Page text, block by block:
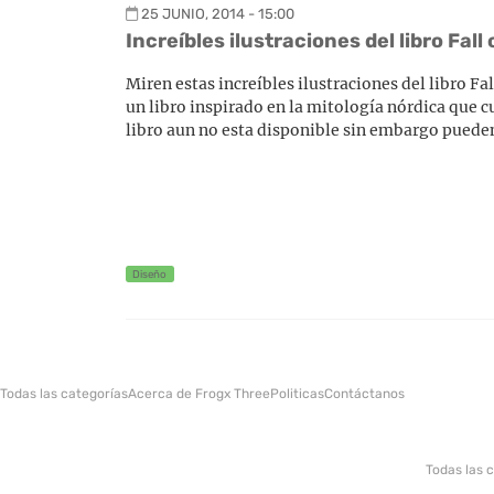
25 JUNIO, 2014 - 15:00
Increíbles ilustraciones del libro Fall
Miren estas increíbles ilustraciones del libro
un libro inspirado en la mitología nórdica que
libro aun no esta disponible sin embargo
Diseño
Todas las categoríasAcerca de Frogx ThreePoliticasContáctanos
Todas las